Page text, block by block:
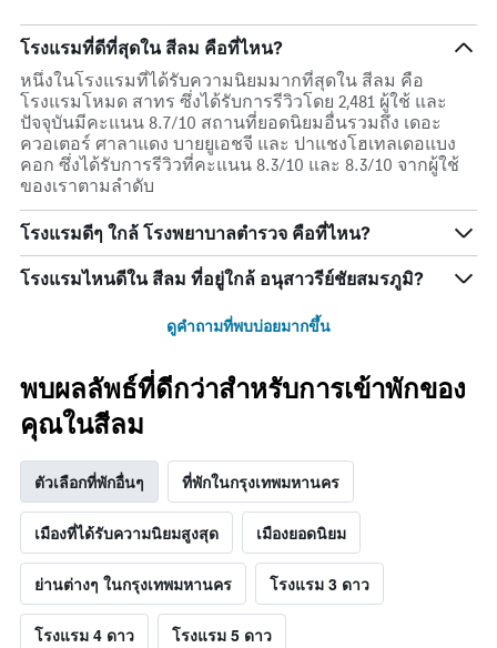
โรงแรมที่ดีที่สุดใน สีลม คือที่ไหน?
หนึ่งในโรงแรมที่ได้รับความนิยมมากที่สุดใน สีลม คือ
โรงแรมโหมด สาทร ซึ่งได้รับการรีวิวโดย 2,481 ผู้ใช้ และ
ปัจจุบันมีคะแนน 8.7/10 สถานที่ยอดนิยมอื่นรวมถึง เดอะ
ควอเตอร์ ศาลาแดง บายยูเอชจี และ ปาแชงโฮเทลเดอแบง
คอก ซึ่งได้รับการรีวิวที่คะแนน 8.3/10 และ 8.3/10 จากผู้ใช้
ของเราตามลำดับ
โรงแรมดีๆ ใกล้ โรงพยาบาลตำรวจ คือที่ไหน?
โรงแรมไหนดีใน สีลม ที่อยู่ใกล้ อนุสาวรีย์ชัยสมรภูมิ?
ดูคำถามที่พบบ่อยมากขึ้น
พบผลลัพธ์ที่ดีกว่าสำหรับการเข้าพักของ
คุณในสีลม
ตัวเลือกที่พักอื่นๆ ที่พักในกรุงเทพมหานคร
เมืองที่ได้รับความนิยมสูงสุด เมืองยอดนิยม
ย่านต่างๆ ในกรุงเทพมหานคร โรงแรม 3 ดาว
โรงแรม 4 ดาว โรงแรม 5 ดาว